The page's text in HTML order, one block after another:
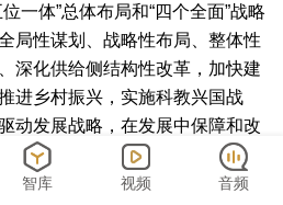
一体”总体布局和“四个全面”战略
局性谋划、战略性布局、整体性
深化供给侧结构性改革，加快建
进乡村振兴，实施科教兴国战
动发展战略，在发展中保障和改
进美丽中国建设，推进全面依法
国，维护社会稳定等方面工作，
智库 视频 音频